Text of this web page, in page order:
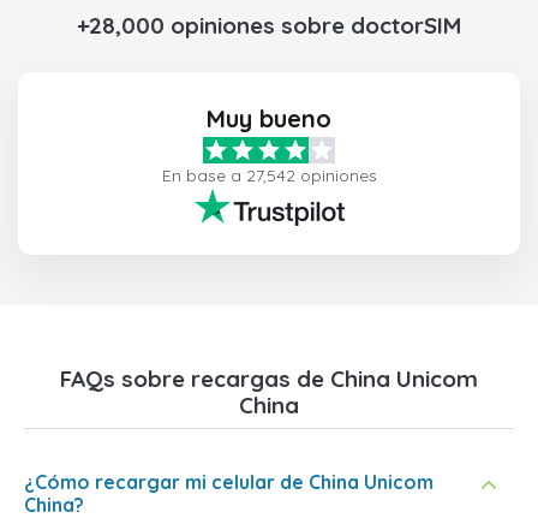
+28,000 opiniones sobre doctorSIM
Muy bueno
En base a 27,542 opiniones
FAQs sobre recargas de China Unicom
China
¿Cómo recargar mi celular de China Unicom
China?